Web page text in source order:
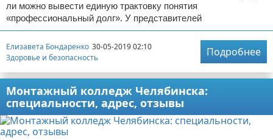
ли можно вывести единую трактовку понятия
«профессиональный долг». У представителей
Елизавета Бондаренко 30-05-2019 02:10
Здоровье и безопасность
Подробнее
Монтажный колледж Челябинска:
специальности, адрес, отзывы